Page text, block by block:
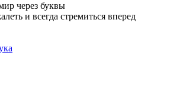
через буквы
и всегда стремиться вперед